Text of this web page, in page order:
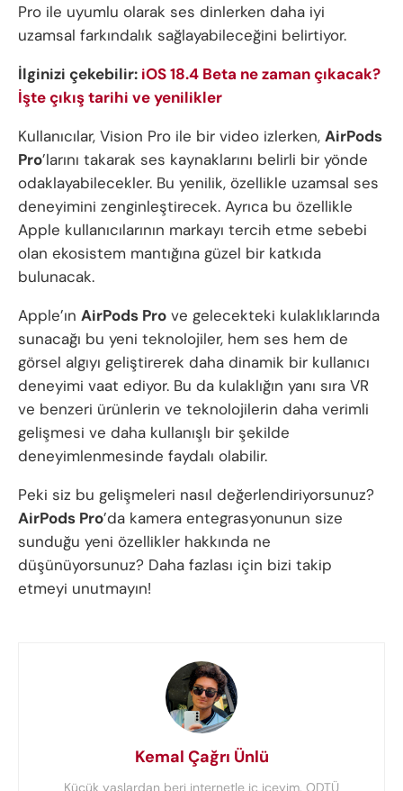
Pro ile uyumlu olarak ses dinlerken daha iyi
uzamsal farkındalık sağlayabileceğini belirtiyor.
İlginizi çekebilir: iOS 18.4 Beta ne zaman çıkacak?
İşte çıkış tarihi ve yenilikler
Kullanıcılar, Vision Pro ile bir video izlerken, AirPods
Pro’larını takarak ses kaynaklarını belirli bir yönde
odaklayabilecekler. Bu yenilik, özellikle uzamsal ses
deneyimini zenginleştirecek. Ayrıca bu özellikle
Apple kullanıcılarının markayı tercih etme sebebi
olan ekosistem mantığına güzel bir katkıda
bulunacak.
Apple’ın AirPods Pro ve gelecekteki kulaklıklarında
sunacağı bu yeni teknolojiler, hem ses hem de
görsel algıyı geliştirerek daha dinamik bir kullanıcı
deneyimi vaat ediyor. Bu da kulaklığın yanı sıra VR
ve benzeri ürünlerin ve teknolojilerin daha verimli
gelişmesi ve daha kullanışlı bir şekilde
deneyimlenmesinde faydalı olabilir.
Peki siz bu gelişmeleri nasıl değerlendiriyorsunuz?
AirPods Pro’da kamera entegrasyonunun size
sunduğu yeni özellikler hakkında ne
düşünüyorsunuz? Daha fazlası için bizi takip
etmeyi unutmayın!
Kemal Çağrı Ünlü
Küçük yaşlardan beri internetle iç içeyim. ODTÜ